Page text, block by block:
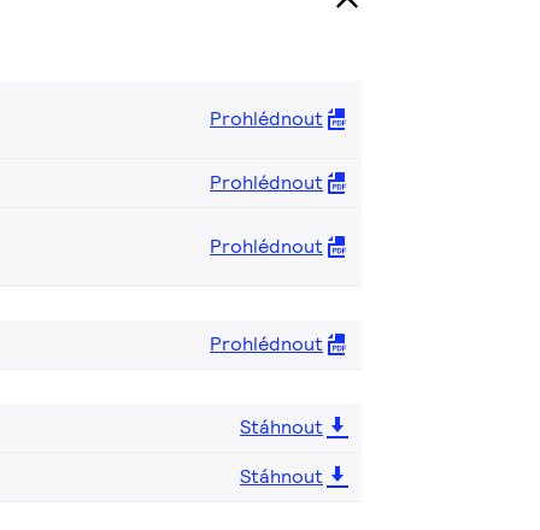
Prohlédnout
Prohlédnout
Prohlédnout
Prohlédnout
Stáhnout
Stáhnout